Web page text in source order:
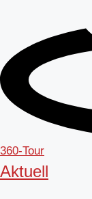
360-Tour
Aktuell